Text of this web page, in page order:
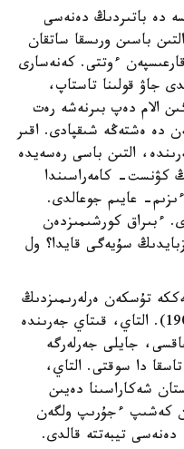
دە باتىردىڭ دەنەسى
باسىن ورىسقا ساتقان
ءوتتى. كەنەسارى
جاۋ قولىنا تاستاپ،
الام دەپ بىرنەشە رەت
دە ەشتەڭە شىقپادى. اقىر
التىن باسى رەسەيدە
كۋنست- كامەراسىندا
عايىم جوعالدى.
ءبىراق كورشىمىزدەن
سۇيەگى قايدا؟ ول
تۇسكەن ەرلەرىمىزدىڭ
ءبىرى اتاقتى بوكە باتىر (1846-1904). التاي، قىتاي جەرىندە
جايلى جەرلەرگە
دا سوقتى. التاي،
شەكاراسىنا دەيىن
كەشىپ ءجۇرىپ ولگەن
دەنەسى تيبەتتە قالدى.